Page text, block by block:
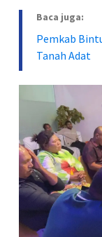
Baca juga:
Pemkab
Tanah Adat